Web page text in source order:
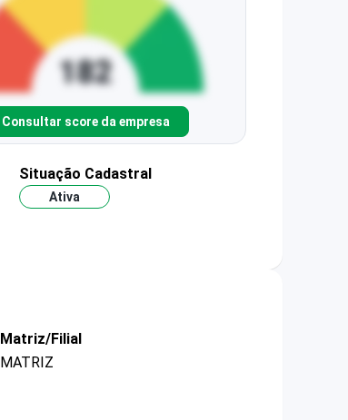
Consultar score da empresa
Situação Cadastral
Ativa
Matriz/Filial
MATRIZ